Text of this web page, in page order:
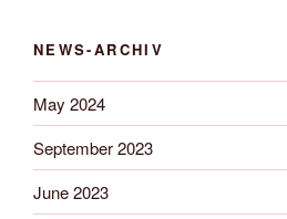
NEWS-ARCHIV
May 2024
September 2023
June 2023